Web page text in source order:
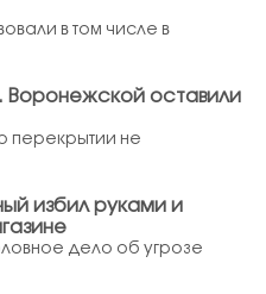
в том числе в
оставили
перекрытии не
избил руками и
дело об угрозе